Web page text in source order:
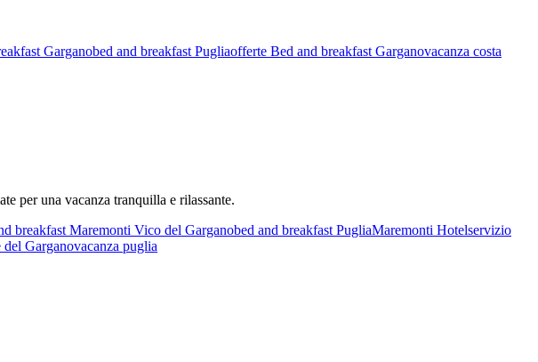
Garganobed and breakfast Pugliaofferte Bed and breakfast Garganovacanza costa
per una vacanza tranquilla e rilassante.
breakfast Maremonti Vico del Garganobed and breakfast PugliaMaremonti Hotelservizio
del Garganovacanza puglia